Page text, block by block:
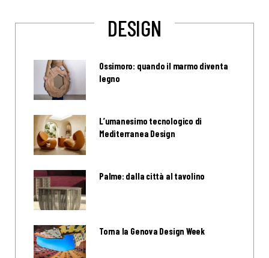
DESIGN
Ossimoro: quando il marmo diventa
legno
L’umanesimo tecnologico di
Mediterranea Design
Palme: dalla città al tavolino
Torna la Genova Design Week